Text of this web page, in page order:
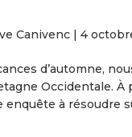
Canivenc| 4
d’automne,
Occidentale. À
enquête à résoudre